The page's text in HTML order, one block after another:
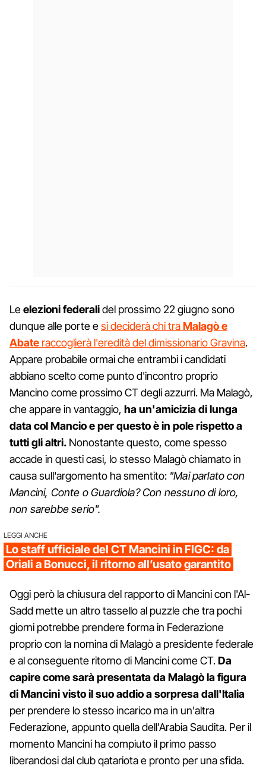
Leelezioni federalidel prossimo 22 giugno sono
dunque alle porte esi deciderà chi traMalagò e
Abate raccoglierà l'eredità del dimissionario Gravina.
Appare probabile ormai che entrambi i candidati
abbiano scelto come punto d'incontro proprio
Mancino come prossimo CT degli azzurri. Ma Malagò,
che appare in vantaggio, ha un'amicizia di lunga
data col Mancio e per questo è in pole rispetto a
tutti gli altri. Nonostante questo, come spesso
accade in questi casi, lo stesso Malagò chiamato in
causa sull'argomento ha smentito: "Mai parlato con
Mancini, Conte o Guardiola? Con nessuno di loro,
non sarebbe serio".
LEGGI ANCHE
Lo staff ufficiale del CT Mancini in FIGC: da
Oriali a Bonucci, il ritorno all’usato garantito
Oggi però la chiusura del rapporto di Mancini con l'Al-
Sadd mette un altro tassello al puzzle che tra pochi
giorni potrebbe prendere forma in Federazione
proprio con la nomina di Malagò a presidente federale
e al conseguente ritorno di Mancini come CT.Da
capire come sarà presentata da Malagò la figura
di Mancini visto il suo addio a sorpresa dall'Italia
per prendere lo stesso incarico ma in un'altra
Federazione, appunto quella dell'Arabia Saudita. Per il
momento Mancini ha compiuto il primo passo
liberandosi dal club qatariota e pronto per una sfida.